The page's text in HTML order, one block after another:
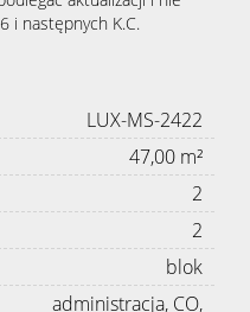
i następnych K.C.
LUX-MS-2422
47,00 m²
2
2
blok
administracja, CO,